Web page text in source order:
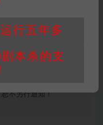
积分非剧本杀资源自
网站运营所需支出费
站及相关人士对于访
行为和纠纷，本站概不
不另行通知！
行五年多
本杀的支